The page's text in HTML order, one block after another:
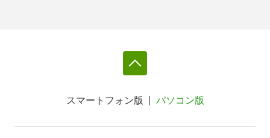
スマートフォン版 パソコン版